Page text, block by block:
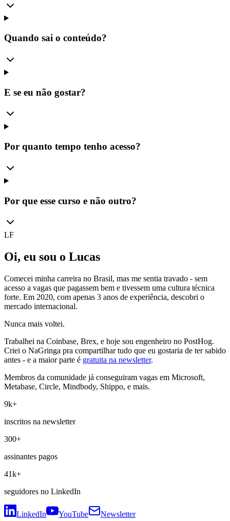
Quando sai o conteúdo?
E se eu não gostar?
Por quanto tempo tenho acesso?
Por que esse curso e não outro?
LF
Oi, eu sou o Lucas
Comecei minha carreira no Brasil, mas me sentia travado - sem
acesso a vagas que pagassem bem e tivessem uma cultura técnica
forte. Em 2020, com apenas 3 anos de experiência, descobri o
mercado internacional.
Nunca mais voltei.
Trabalhei na Coinbase, Brex, e hoje sou engenheiro no PostHog.
Criei o NaGringa pra compartilhar tudo que eu gostaria de ter sabido
antes - e a maior parte é gratuita na newsletter.
Membros da comunidade já conseguiram vagas em Microsoft,
Metabase, Circle, Mindbody, Shippo, e mais.
9k+
inscritos na newsletter
300+
assinantes pagos
41k+
seguidores no LinkedIn
LinkedIn YouTube Newsletter